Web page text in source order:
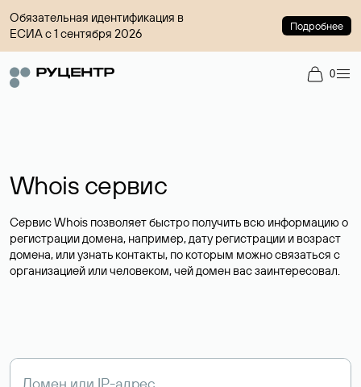
Обязательная идентификация в
ЕСИА с 1 сентября 2026
Подробнее
0
Whois сервис
Сервис Whois позволяет быстро получить всю информацию о
регистрации домена, например, дату регистрации и возраст
домена, или узнать контакты, по которым можно связаться с
организацией или человеком, чей домен вас заинтересовал.